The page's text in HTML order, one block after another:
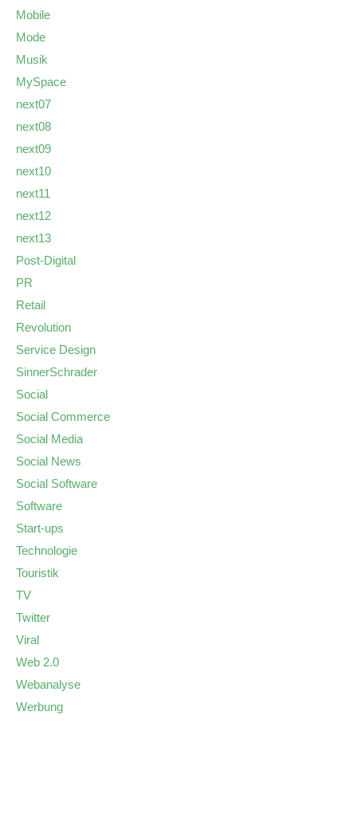
Mobile
Mode
Musik
MySpace
next07
next08
next09
next10
next11
next12
next13
Post-Digital
PR
Retail
Revolution
Service Design
SinnerSchrader
Social
Social Commerce
Social Media
Social News
Social Software
Software
Start-ups
Technologie
Touristik
TV
Twitter
Viral
Web 2.0
Webanalyse
Werbung